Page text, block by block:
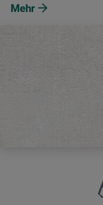
Mehr